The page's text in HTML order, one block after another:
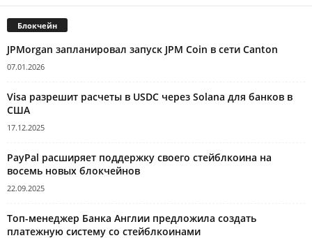
Блокчейн
JPMorgan запланировал запуск JPM Coin в сети Canton
07.01.2026
Visa разрешит расчеты в USDC через Solana для банков в
США
17.12.2025
PayPal расширяет поддержку своего стейблкоина на
восемь новых блокчейнов
22.09.2025
Топ-менеджер Банка Англии предложила создать
платежную систему со стейблкоинами